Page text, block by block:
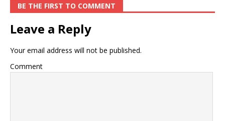
BE THE FIRST TO COMMENT
Leave a Reply
Your email address will not be published.
Comment